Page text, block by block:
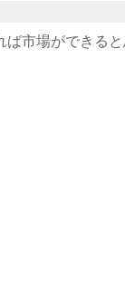
ば市場ができる